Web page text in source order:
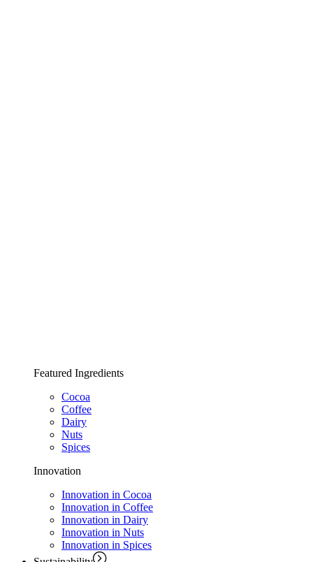
Featured Ingredients
Cocoa
Coffee
Dairy
Nuts
Spices
Innovation
Innovation in Cocoa
Innovation in Coffee
Innovation in Dairy
Innovation in Nuts
Innovation in Spices